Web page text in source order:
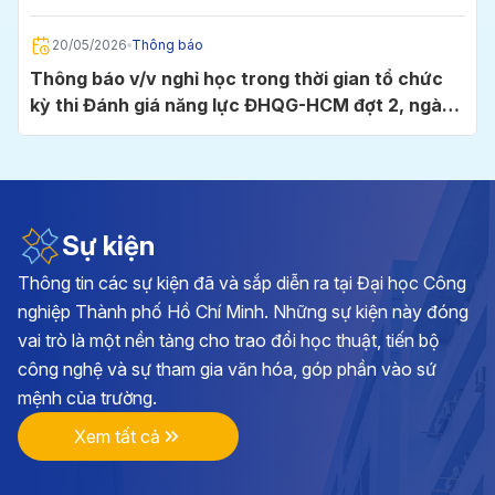
Chí Minh
20/05/2026 Thông báo
Thông báo v/v nghỉ học trong thời gian tổ chức
kỳ thi Đánh giá năng lực ĐHQG-HCM đợt 2, ngày
24/5/2026 tại Cụm thi Trường Đại học Công
học kỳ I, năm học 2026 - 2027
28/04/2026 Thông báo
Kế hoạch triển khai cuộc thi chính luận về bảo vệ
nền tảng tư tưởng của Đảng lần thứ 6, năm 2026
tại Đảng bộ Trường ĐH Công nghiệp TP.HCM
17/04/2026 Thông báo
Thông báo v/v vận động đóng góp hình ảnh, tư
liệu và hiện vật hướng tới kỷ niệm 70 năm Ngày
Sự kiện
Thông tin các sự kiện đã và sắp diễn ra tại Đại học Công
nghiệp Thành phố Hồ Chí Minh. Những sự kiện này đóng
vai trò là một nền tảng cho trao đổi học thuật, tiến bộ
công nghệ và sự tham gia văn hóa, góp phần vào sứ
mệnh của trường.
Xem tất cả